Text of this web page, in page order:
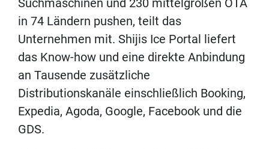
Suchmaschinen und 230 mittelgroßen OTA
in 74 Ländern pushen, teilt das
Unternehmen mit. Shijis Ice Portal liefert
das Know-how und eine direkte Anbindung
an Tausende zusätzliche
Distributionskanäle einschließlich Booking,
Expedia, Agoda, Google, Facebook und die
GDS.